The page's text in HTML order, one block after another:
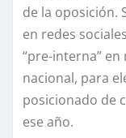
de la oposición.
en redes
“pre-interna”
nacional, para
posicionado de
ese año.